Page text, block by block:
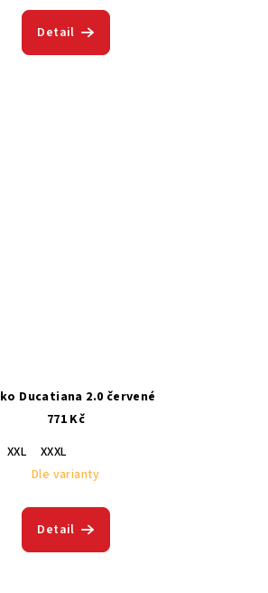
Detail
Ducatiana 2.0 červené
771 Kč
XXL
XXXL
Dle varianty
Detail